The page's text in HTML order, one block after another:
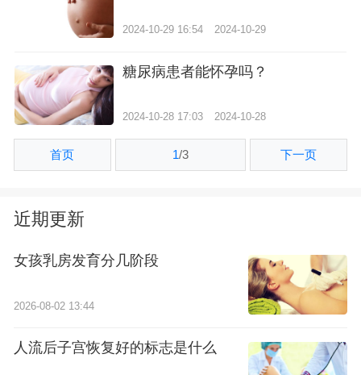
2024-10-29 16:54 2024-10-29
糖尿病患者能怀孕吗？
2024-10-28 17:03 2024-10-28
首页 1/3 下一页
近期更新
女孩乳房发育分几阶段
2026-08-02 13:44
人流后子宫恢复好的标志是什么